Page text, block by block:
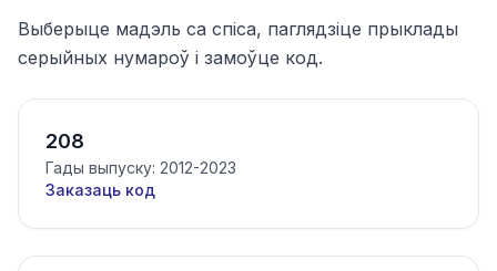
Выберыце мадэль са спіса, паглядзіце прыклады
серыйных нумароў і замоўце код.
208
Гады выпуску: 2012-2023
Заказаць код